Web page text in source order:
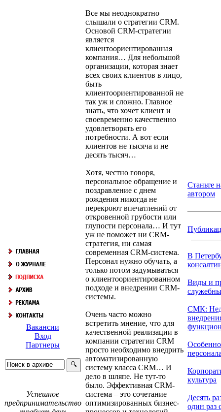
Вакансии
Вход
Партнеры
Успешное
предпринимательство
Все мы неоднократно
слышали о стратегии CRM.
Основой CRM-стратегии
является
клиентоориентированная
компания… Для небольшой
организации, которая знает
всех своих клиентов в лицо,
быть
клиентоориентированной не
так уж и сложно. Главное
знать, что хочет клиент и
своевременно качественно
удовлетворять его
потребности. А вот если
клиентов не тысяча и не
десять тысяч…
Хотя, честно говоря,
персональное обращение и
поздравление с днем
рождения никогда не
перекроют впечатлений от
откровенной грубости или
глупости персонала… И тут
уж не поможет ни CRM-
стратегия, ни самая
современная CRM-система.
Персонал нужно обучать, а
только потом задумываться
о клиентоориентированном
подходе и внедрении CRM-
системы.
Очень часто можно
встретить мнение, что для
качественной реализации в
компании стратегии CRM
просто необходимо внедрить
автоматизированную
систему класса CRM… И
дело в шляпе. Не тут-то
было. Эффективная CRM-
система – это сочетание
оптимизированных бизнес-
Станьте
автором
В
Виды и
СМК:
культура
Десять
один раз